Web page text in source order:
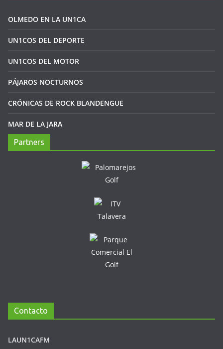
OLMEDO EN LA UN1CA
UN1COS DEL DEPORTE
UN1COS DEL MOTOR
PÁJAROS NOCTURNOS
CRÓNICAS DE ROCK BLANDENGUE
MAR DE LA JARA
Partners
Contacto
LAUN1CAFM